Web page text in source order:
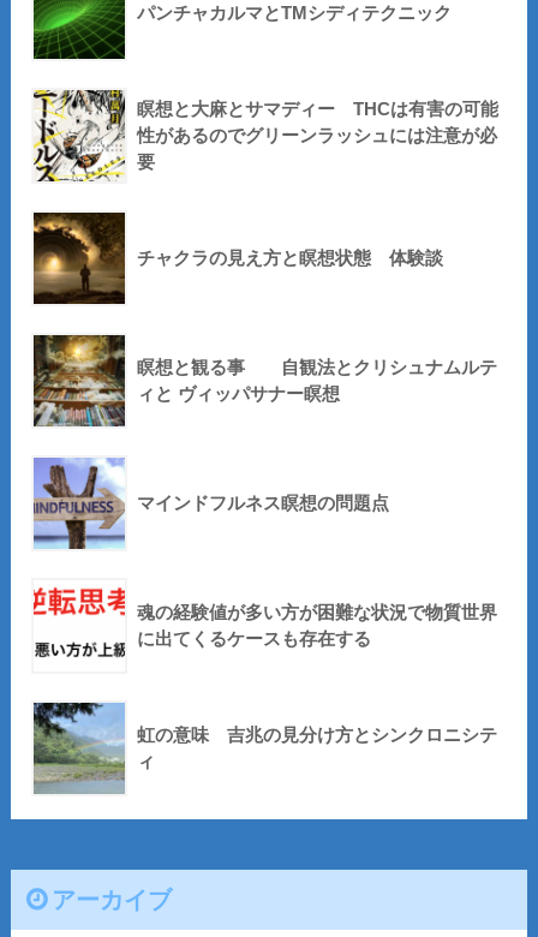
パンチャカルマとTMシディテクニック
瞑想と大麻とサマディー THCは有害の可能
性があるのでグリーンラッシュには注意が必
要
チャクラの見え方と瞑想状態 体験談
瞑想と観る事 自観法とクリシュナムルテ
ィと ヴィッパサナー瞑想
マインドフルネス瞑想の問題点
魂の経験値が多い方が困難な状況で物質世界
に出てくるケースも存在する
虹の意味 吉兆の見分け方とシンクロニシテ
ィ
アーカイブ